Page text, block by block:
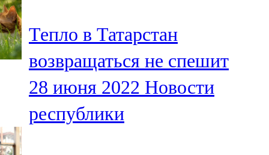
Чүпрәле
91,0 FM
Шәмәрдән
102,3 FM
Тепло в Татарстан
возвращаться не спешит
28 июня 2022 Новости
республики